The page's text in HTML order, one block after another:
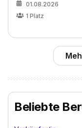
01.08.2026
1 Platz
Beliebte